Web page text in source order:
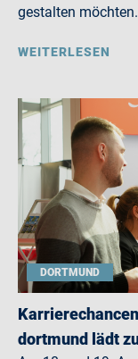
gestalten
WEITERLESEN
DORTMUND
dortmund lädt